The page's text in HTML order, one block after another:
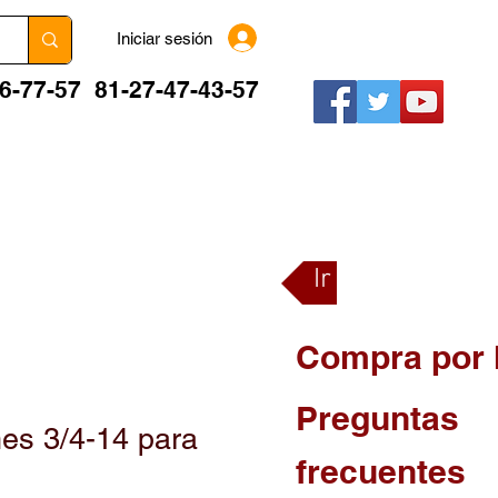
Iniciar sesión
77-57 81-27-47-43-57
3/4-14 para
Ir a la tienda
Compra
Preguntas
frecuentes